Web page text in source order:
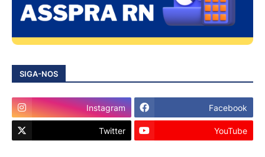
SIGA-NOS
Instagram Facebook
Twitter YouTube